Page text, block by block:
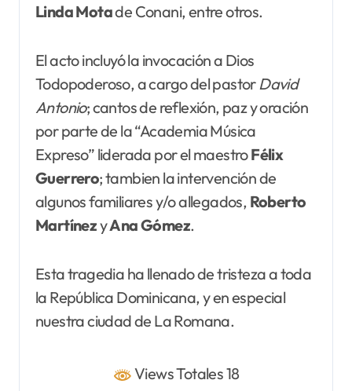
Linda Motade Conani, entre otros.
El acto incluyó la invocación a Dios
Todopoderoso, a cargo del pastor David
Antonio; cantos de reflexión, paz y oración
por parte de la “Academia Música
Expreso” liderada por el maestroFélix
Guerrero; tambien la intervención de
algunos familiares y/o allegados, Roberto
MartínezyAnaGómez.
Esta tragedia ha llenado de tristeza a toda
la República Dominicana, y en especial
nuestra ciudad de La Romana.
Views Totales 18